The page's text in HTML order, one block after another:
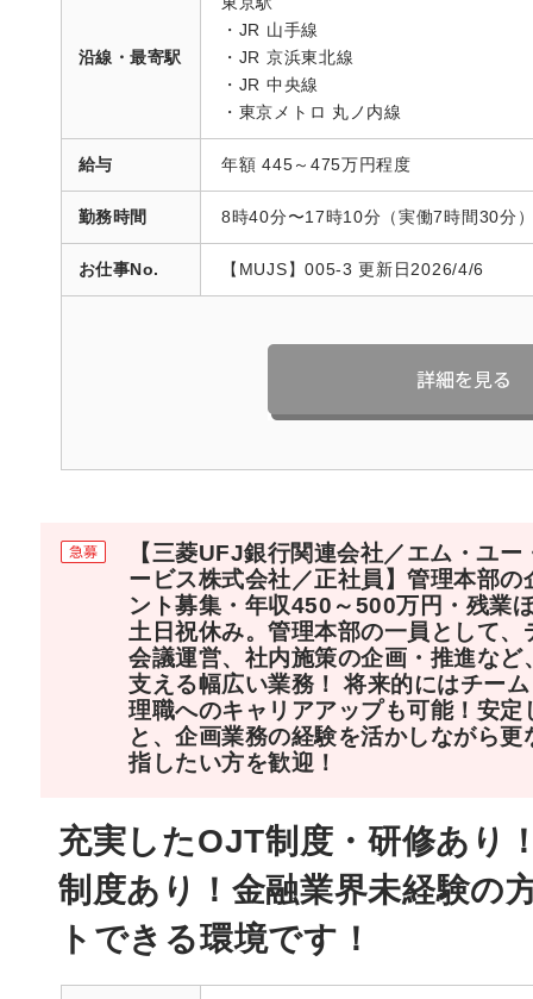
沿線・最寄駅
・JR 山手線
・JR 京浜東北線
・JR 中央線
・東京メトロ 丸ノ内線
給与 年額 445～475万円程度
勤務時間 8時40分〜17時10分（実働7時間30分
お仕事No. 【MUJS】005-3 更新日2026/4/6
【三菱UFJ銀行関連会社／エム・ユー
ービス株式会社／正社員】管理本部の
ント募集・年収450～500万円・残業
土日祝休み。管理本部の一員として、
会議運営、社内施策の企画・推進など
支える幅広い業務！ 将来的にはチー
理職へのキャリアアップも可能！安定
と、企画業務の経験を活かしながら更
指したい方を歓迎！
充実したOJT制度・研修あり
制度あり！金融業界未経験の
トできる環境です！